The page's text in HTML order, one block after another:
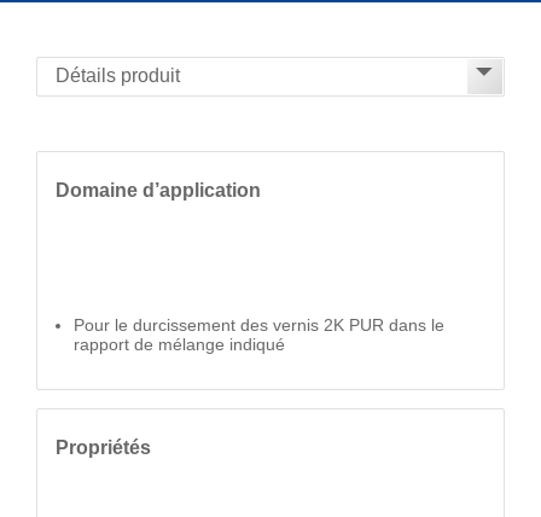
Domaine d’application
Pour le durcissement des vernis 2K PUR dans le
rapport de mélange indiqué
Propriétés